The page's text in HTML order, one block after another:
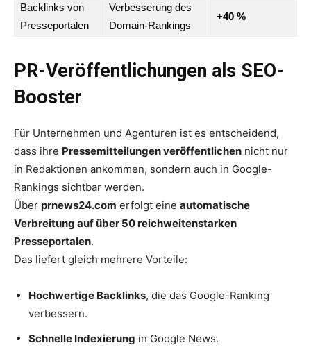
Backlinks von
Presseportalen
Verbesserung des
Domain-Rankings
+40 %
PR-Veröffentlichungen als SEO-
Booster
Für Unternehmen und Agenturen ist es entscheidend,
dass ihre Pressemitteilungen veröffentlichen nicht nur
in Redaktionen ankommen, sondern auch in Google-
Rankings sichtbar werden.
Über prnews24.com erfolgt eine automatische
Verbreitung auf über 50 reichweitenstarken
Presseportalen.
Das liefert gleich mehrere Vorteile:
Hochwertige Backlinks, die das Google-Ranking
verbessern.
Schnelle Indexierung in Google News.